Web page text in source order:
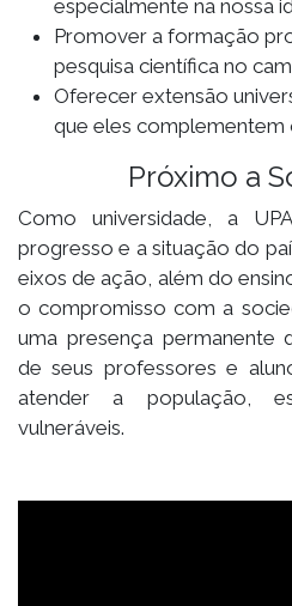
especialmente na nossa
Promover a formação
pesquisa científica no
Oferecer extensão
que eles
Próximo a
Como universidade, a
progresso e a situação do
eixos de ação, além do
o compromisso com a
uma presença permanente
de seus professores e
atender a população,
vulneráveis.